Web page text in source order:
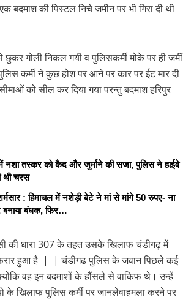
बदमाश की पिस्टल निचे जमीन पर भी गिरा दी थी
गोली निकल गयी व पुलिसकर्मी मोके पर ही जमीं
कर्मी ने कुछ होश पर आने पर कार पर ईट मार दी
को सील कर दिया गया परन्तु बदमाश हरिपुर
नशा तस्कर काे कैद और जुर्माने की सजा, पुलिस ने हाईवे
थी चरस
: हिमाचल में नशेड़ी बेटे ने मां से मांगे 50 रुपए- ना
बनाया बंधक, फिर…
की धारा 307 के तहत उसके खिलाफ चंडीगढ़ में
फरार हुआ है | | चंडीगढ पुलिस के जवान पिछले कई
वह इन बदमाशों के हौंसले से वाकिफ थे। उन्हें
खिलाफ पुलिस कर्मी पर जानलेवाहमला करने पर